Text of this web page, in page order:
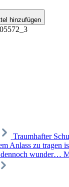
hinzufügen
Traumhafter
Anlass zu tragen
wunder…